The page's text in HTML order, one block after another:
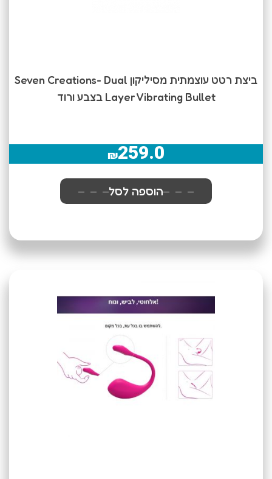
ביצת רטט עוצמתית מסיליקון Seven Creations- Dual
Layer Vibrating Bullet בצבע ורוד
₪259.0
הוספה לסל